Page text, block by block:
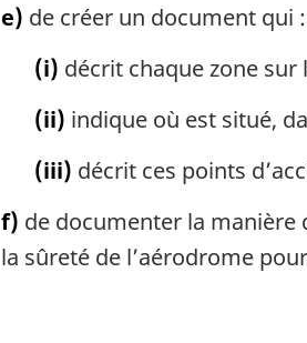
e) de créer un document qui :
(i) décrit chaque zone sur
(ii) indique où est situé,
(iii) décrit ces points
f) de documenter la
la sûreté de l’aérodrome